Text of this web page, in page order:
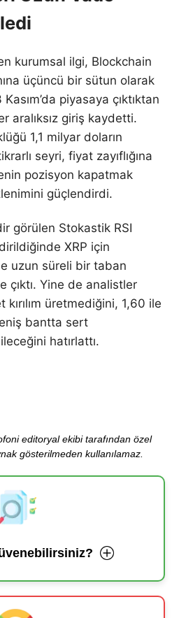
kurumsal ilgi, Blockchain
üçüncü bir sütun olarak
piyasaya çıktıktan
aralıksız giriş kaydetti.
1,1 milyar doların
seyri, fiyat zayıflığına
pozisyon kapatmak
güçlendirdi.
görülen Stokastik RSI
XRP için
uzun süreli bir taban
çıktı. Yine de analistler
kırılım üretmediğini, 1,60 ile
bantta sert
hatırlattı.
editoryal ekibi tarafından özel
gösterilmeden kullanılamaz.